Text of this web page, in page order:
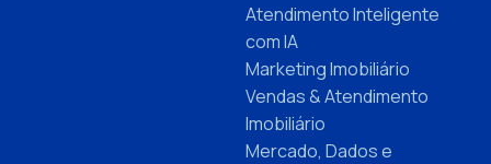
Atendimento Inteligente
com IA
Marketing Imobiliário
Vendas & Atendimento
Imobiliário
Mercado, Dados e